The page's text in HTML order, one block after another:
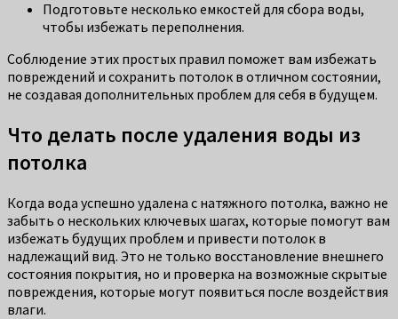
Подготовьте несколько емкостей для сбора воды,
чтобы избежать переполнения.
Соблюдение этих простых правил поможет вам избежать
повреждений и сохранить потолок в отличном состоянии,
не создавая дополнительных проблем для себя в будущем.
Что делать после удаления воды из
потолка
Когда вода успешно удалена с натяжного потолка, важно не
забыть о нескольких ключевых шагах, которые помогут вам
избежать будущих проблем и привести потолок в
надлежащий вид. Это не только восстановление внешнего
состояния покрытия, но и проверка на возможные скрытые
повреждения, которые могут появиться после воздействия
влаги.